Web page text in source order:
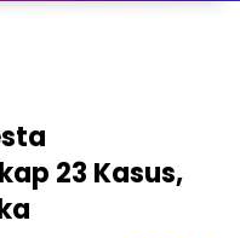
23 Kasus,